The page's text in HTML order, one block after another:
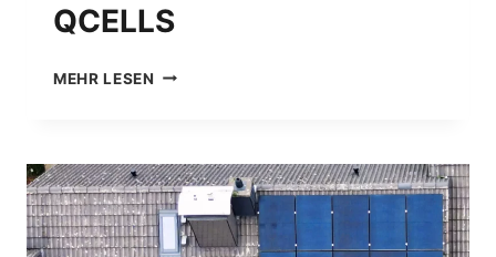
QCELLS
MEHR LESEN
5
K
W
P